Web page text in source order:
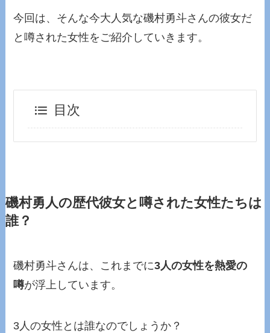
今回は、そんな今大人気な磯村勇斗さんの彼女だ
と噂された女性をご紹介していきます。
目次
磯村勇人の歴代彼女と噂された女性たちは
誰？
磯村勇斗さんは、これまでに3人の女性を熱愛の
噂が浮上しています。
3人の女性とは誰なのでしょうか？